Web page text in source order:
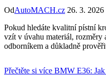
OdAutoMACH.cz 26. 3. 2026
Pokud hledáte kvalitní pístní
vzít v úvahu materiál, rozměry
odborníkem a důkladně
Přečtěte si více BMW E36: